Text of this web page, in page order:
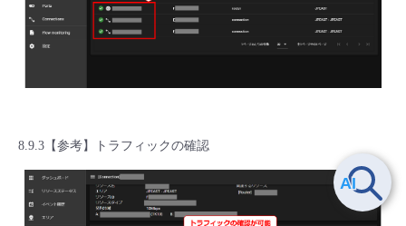
8.9.3【参考】トラフィックの確認